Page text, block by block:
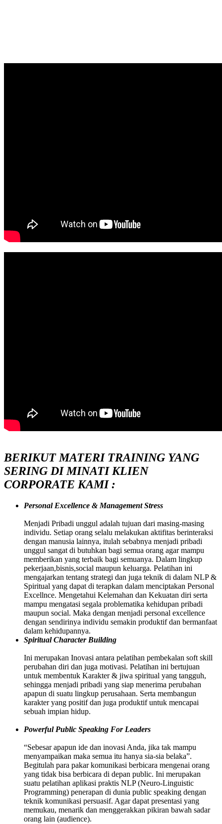
BERIKUT MATERI TRAINING YANG
SERING DI MINATI KLIEN
CORPORATE KAMI :
Personal Excellence & Management Stress
Menjadi Pribadi unggul adalah tujuan dari masing-masing
individu. Setiap orang selalu melakukan aktifitas berinteraksi
dengan manusia lainnya, itulah sebabnya menjadi pribadi
unggul sangat di butuhkan bagi semua orang agar mampu
memberikan yang terbaik bagi semuanya. Dalam lingkup
pekerjaan,bisnis,social maupun keluarga. Pelatihan ini
mengajarkan tentang strategi dan juga teknik di dalam NLP &
Spiritual yang dapat di terapkan dalam menciptakan Personal
Excellnce. Mengetahui Kelemahan dan Kekuatan diri serta
mampu mengatasi segala problematika kehidupan pribadi
maupun social. Maka dengan menjadi personal excellence
dengan sendirinya individu semakin produktif dan bermanfaat
dalam kehidupannya.
Spiritual Character Building
Ini merupakan Inovasi antara pelatihan pembekalan soft skill
perubahan diri dan juga motivasi. Pelatihan ini bertujuan
untuk membentuk Karakter & jiwa spiritual yang tangguh,
sehingga menjadi pribadi yang siap menerima perubahan
apapun di suatu lingkup perusahaan. Serta membangun
karakter yang positif dan juga produktif untuk mencapai
sebuah impian hidup.
Powerful Public Speaking For Leaders
“Sebesar apapun ide dan inovasi Anda, jika tak mampu
menyampaikan maka semua itu hanya sia-sia belaka”.
Begitulah para pakar komunikasi berbicara mengenai orang
yang tidak bisa berbicara di depan public. Ini merupakan
suatu pelatihan aplikasi praktis NLP (Neuro-Linguistic
Programming) penerapan di dunia public speaking dengan
teknik komunikasi persuasif. Agar dapat presentasi yang
memukau, menarik dan menggerakkan pikiran bawah sadar
orang lain (audience).